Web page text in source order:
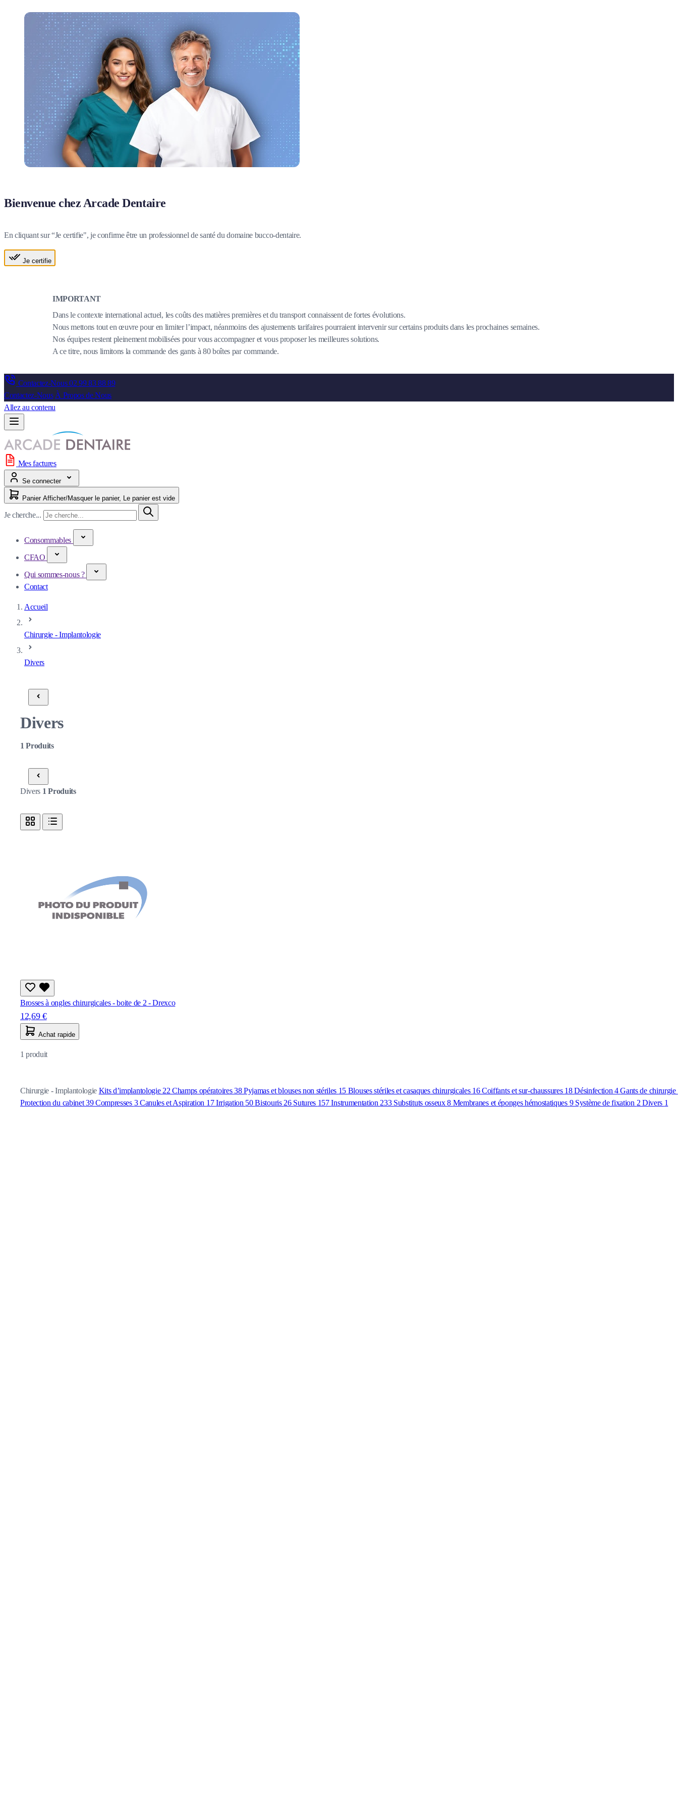
Bienvenue chez Arcade Dentaire
En cliquant sur “Je certifie", je confirme être un professionnel de santé du domaine bucco-dentaire.
Je certifie
IMPORTANT
Dans le contexte international actuel, les coûts des matières premières et du transport connaissent de fortes évolutions.
Nous mettons tout en œuvre pour en limiter l’impact, néanmoins des ajustements tarifaires pourraient intervenir sur certains produits dans les prochaines semaines.
Nos équipes restent pleinement mobilisées pour vous accompagner et vous proposer les meilleures solutions.
A ce titre, nous limitons la commande des gants à 80 boîtes par commande.
Contactez-Nous02 99 83 88 89
Contactez-Nous À Propos de Nous
Allez au contenu
Mes factures
Se connecter
Panier Afficher/Masquer le panier, Le panier est vide
Je cherche...
Consommables
CFAO
Qui sommes-nous ?
Contact
Accueil
Chirurgie - Implantologie
Divers
Divers
1Produits
Chirurgie - Implantologie Kits d’implantologie 22Champs opératoires38Pyjamas et blouses non stériles 15 Blouses stériles et casaques chirurgicales 16Coiffants et sur-chaussures 18Désinfection4Gants de chirurgie
Protection du cabinet39Compresses 3Canules et Aspiration 17Irrigation 50Bistouris 26 Sutures 157Instrumentation 233 Substituts osseux8 Membranes et éponges hémostatiques 9 Système de fixation 2 Divers 1
Divers 1Produits
Brosses à ongles chirurgicales - boite de 2 - Drexco
12,69 €
Achat rapide
1 produit